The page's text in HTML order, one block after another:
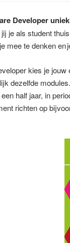
Developer
je als student
mee te denken en
kies je
dezelfde
half jaar, in
richten op